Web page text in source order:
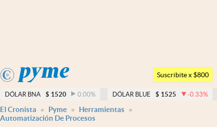
Argentina
Members
Economía y Política
Finanzas y Mercados
Suscribite x $800
DÓLAR BNA $ 1520 0.00% DÓLAR BLUE $ 1525 -0.33%
El Cronista Pyme
Herramientas
Automatización De Procesos